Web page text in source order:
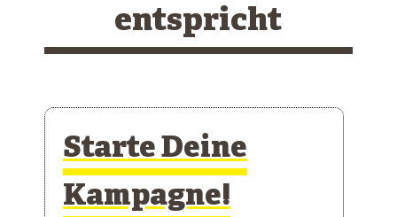
entspricht
Starte Deine
Kampagne!